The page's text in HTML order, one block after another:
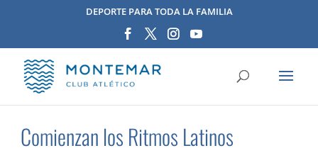
DEPORTE PARA TODA LA FAMILIA
Comienzan los Ritmos Latinos